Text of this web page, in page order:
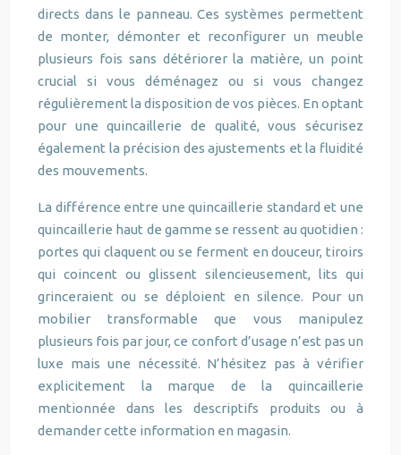
directs dans le panneau. Ces systèmes permettent
de monter, démonter et reconfigurer un meuble
plusieurs fois sans détériorer la matière, un point
crucial si vous déménagez ou si vous changez
régulièrement la disposition de vos pièces. En optant
pour une quincaillerie de qualité, vous sécurisez
également la précision des ajustements et la fluidité
des mouvements.
La différence entre une quincaillerie standard et une
quincaillerie haut de gamme se ressent au quotidien :
portes qui claquent ou se ferment en douceur, tiroirs
qui coincent ou glissent silencieusement, lits qui
grinceraient ou se déploient en silence. Pour un
mobilier transformable que vous manipulez
plusieurs fois par jour, ce confort d’usage n’est pas un
luxe mais une nécessité. N’hésitez pas à vérifier
explicitement la marque de la quincaillerie
mentionnée dans les descriptifs produits ou à
demander cette information en magasin.